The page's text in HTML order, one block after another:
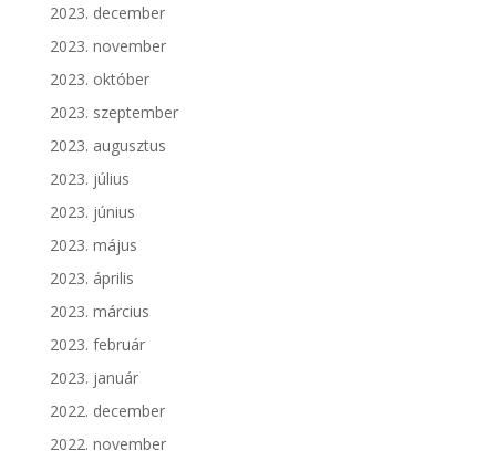
2023. december
2023. november
2023. október
2023. szeptember
2023. augusztus
2023. július
2023. június
2023. május
2023. április
2023. március
2023. február
2023. január
2022. december
2022. november